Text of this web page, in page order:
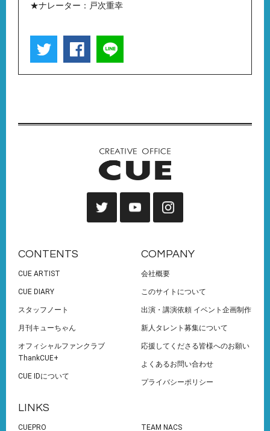
★ナレーター：戸次重幸
CONTENTS
CUE ARTIST
CUE DIARY
スタッフノート
月刊キューちゃん
オフィシャルファンクラブ
ThankCUE+
CUE IDについて
COMPANY
会社概要
このサイトについて
出演・講演依頼 イベント企画制作
新人タレント募集について
応援してくださる皆様へのお願い
よくあるお問い合わせ
プライバシーポリシー
LINKS
CUEPRO TEAM NACS